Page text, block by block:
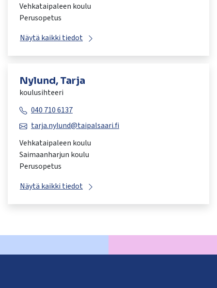
Vehkataipaleen koulu
Perusopetus
Näytä kaikki tiedot
Nylund, Tarja
koulusihteeri
040 710 6137
tarja.nylund@taipalsaari.fi
Vehkataipaleen koulu
Saimaanharjun koulu
Perusopetus
Näytä kaikki tiedot